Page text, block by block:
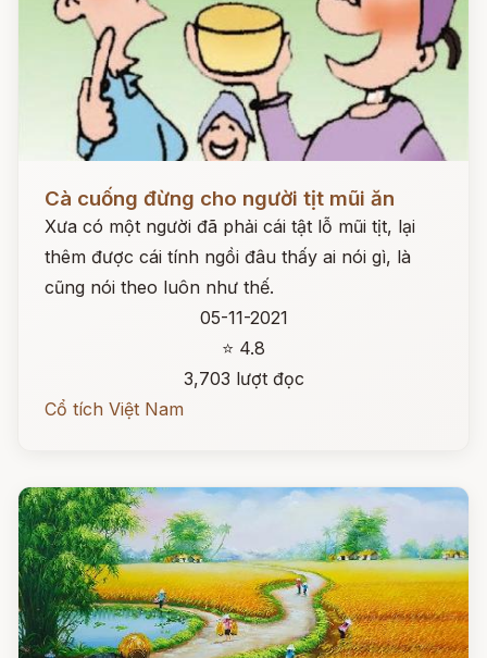
Cà cuống đừng cho người tịt mũi ăn
Xưa có một người đã phải cái tật lỗ mũi tịt, lại
thêm được cái tính ngồi đâu thấy ai nói gì, là
cũng nói theo luôn như thế.
05-11-2021
⭐ 4.8
3,703 lượt đọc
Cổ tích Việt Nam